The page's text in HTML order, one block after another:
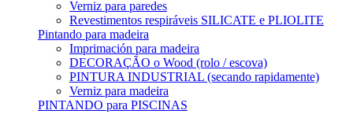
Verniz para paredes
Revestimentos respiráveis ​​SILICATE e PLIOLITE
Pintando para madeira
Imprimación para madeira
DECORAÇÃO o Wood (rolo / escova)
PINTURA INDUSTRIAL (secando rapidamente)
Verniz para madeira
PINTANDO para PISCINAS